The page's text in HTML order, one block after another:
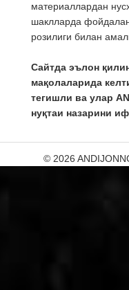
материаллардан
шаклларда
розилиги билан
Сайтда эълон
мақолаларида
тегишли ва улар
нуқтаи назарини
© 2026